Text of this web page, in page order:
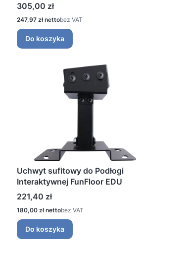
Cena
305,00 zł
Cena
247,97 zł bez VAT
Do koszyka
Uchwyt sufitowy do Podłogi
Interaktywnej FunFloor EDU
Cena
221,40 zł
Cena
180,00 zł bez VAT
Do koszyka